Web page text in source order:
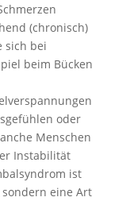
(chronisch)
sich bei
beim Bücken
oder
Menschen
Instabilität
ist
eine Art